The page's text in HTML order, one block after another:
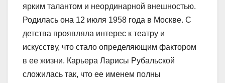
ярким талантом и неординарной внешностью.
Родилась она 12 июля 1958 года в Москве. С
детства проявляла интерес к театру и
искусству, что стало определяющим фактором
в ее жизни. Карьера Ларисы Рубальской
сложилась так, что ее именем полны